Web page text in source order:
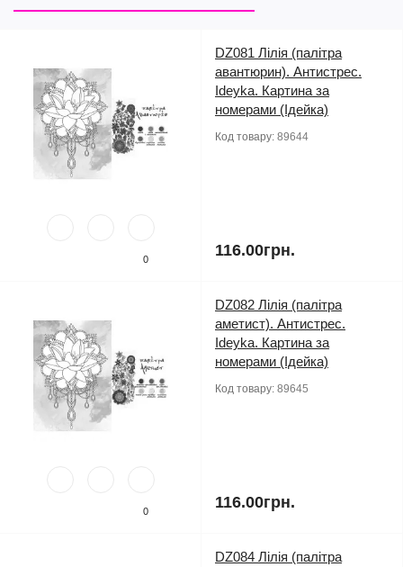
0
DZ081 Лілія (палітра
авантюрин). Антистрес.
Ideyka. Картина за
номерами (Ідейка)
Код товару: 89644
116.00грн.
0
DZ082 Лілія (палітра
аметист). Антистрес.
Ideyka. Картина за
номерами (Ідейка)
Код товару: 89645
116.00грн.
DZ084 Лілія (палітра